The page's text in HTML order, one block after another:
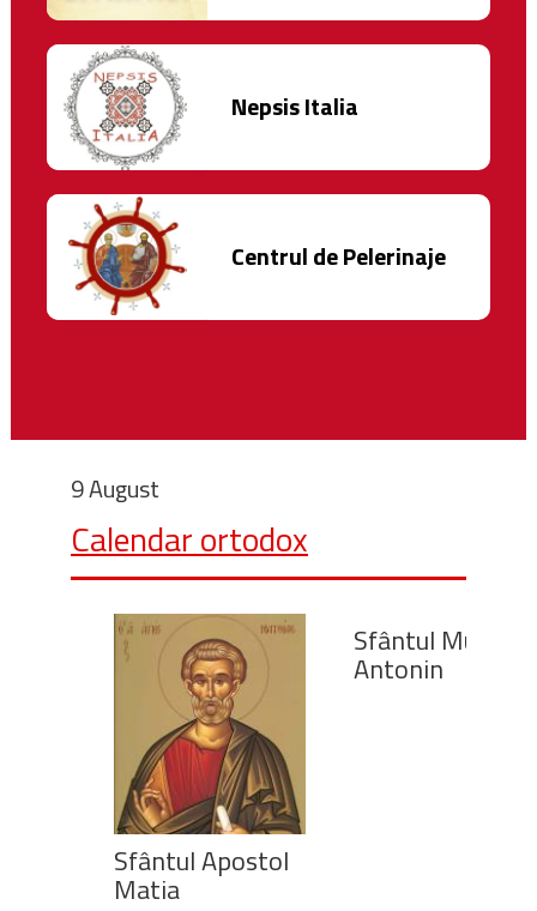
Nepsis Italia
Centrul de Pelerinaje
9 August
Calendar ortodox
Sfântul Apostol
Matia
Sfântul Mucenic
Antonin